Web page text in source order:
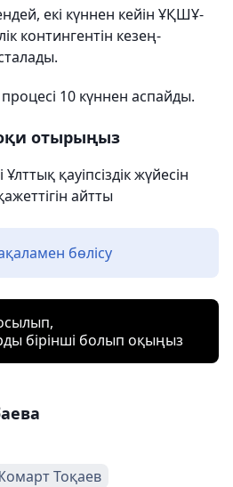
екі күннен кейін ҰҚШҰ-
контингентін кезең-
10 күннен аспайды.
отырыңыз
қауіпсіздік жүйесін
айтты
бөлісу
бірінші болып оқыңыз
Тоқаев